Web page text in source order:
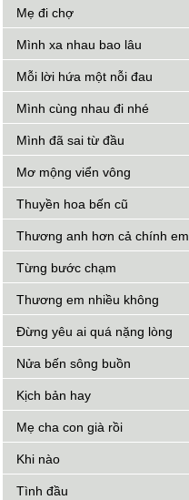
Mẹ đi chợ
Mình xa nhau bao lâu
Mỗi lời hứa một nỗi đau
Mình cùng nhau đi nhé
Mình đã sai từ đầu
Mơ mộng viển vông
Thuyền hoa bến cũ
Thương anh hơn cả chính em
Từng bước chạm
Thương em nhiều không
Đừng yêu ai quá nặng lòng
Nửa bến sông buồn
Kịch bản hay
Mẹ cha con già rồi
Khi nào
Tình đầu